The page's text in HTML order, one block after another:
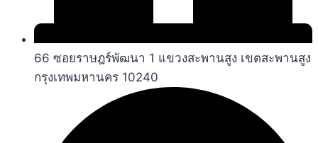
66 ซอยราษฎร์พัฒนา 1 แขวงสะพานสูง เขตสะพานสูง
กรุงเทพมหานคร 10240